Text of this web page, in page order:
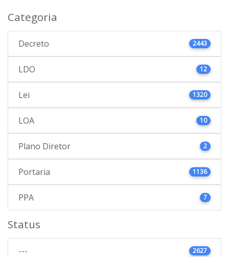
Categoria
Decreto 2443
LDO 12
Lei 1320
LOA 10
Plano Diretor 2
Portaria 1136
PPA 7
Status
--- 2627